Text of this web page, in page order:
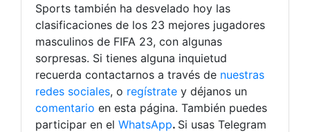
Sports también ha desvelado hoy las
clasificaciones de los 23 mejores jugadores
masculinos de FIFA 23, con algunas
sorpresas. Si tienes alguna inquietud
recuerda contactarnos a través de nuestras
redes sociales, o regístrate y déjanos un
comentario en esta página. También puedes
participar en el WhatsApp. Si usas Telegram